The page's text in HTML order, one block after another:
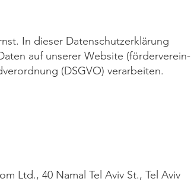
In dieser Datenschutzerklärung
auf unserer Website (förderverein-
(DSGVO) verarbeiten.
Ltd., 40 Namal Tel Aviv St., Tel Aviv